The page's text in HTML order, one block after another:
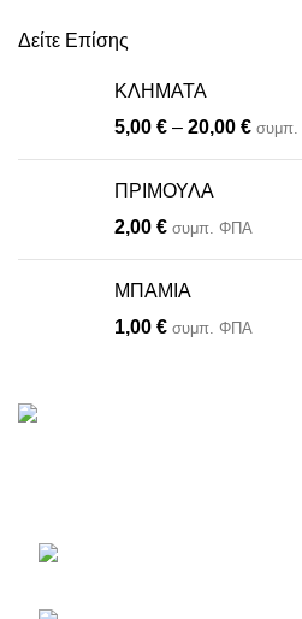
Δείτε Επίσης
ΚΛΗΜΑΤΑ
5,00 € – 20,00 €
ΠΡΙΜΟΥΛΑ
2,00 € συμπ. ΦΠΑ
ΜΠΑΜΙΑ
1,00 € συμπ. ΦΠΑ